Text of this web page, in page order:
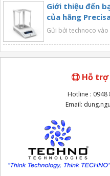
Giới thiệu đến
của hãng
Gửi bởi technoco vào
Hỗ trợ
Hotline : 0948
Email: